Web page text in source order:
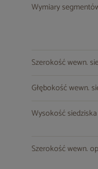
Wymiary
Szerokość wewn.
Głębokość wewn.
Wysokość siedziska
Szerokość wewn.